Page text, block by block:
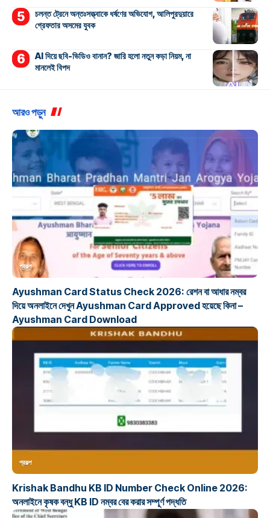
চলন্ত ট্রেনে অন্তঃসত্ত্বাকে ধর্ষণের অভিযোগ, আলিপুরদুয়ারে
গ্রেফতার অসমের যুবক
AI দিয়ে ছবি-ভিডিও বানান? জারি হলো নতুন কড়া নিয়ম, না
মানলেই বিপদ
আরও পড়ুন
প্রকল্প
Ayushman Card Status Check 2026: রেশন বা আধার নম্বর
দিয়ে অনলাইনে দেখুন Ayushman Card Approved হয়েছে কিনা –
Ayushman Card Download
প্রকল্প
Krishak Bandhu KB ID Number Check Online 2026:
অনলাইনে কৃষক বন্ধু KB ID নম্বর বের করার সম্পূর্ণ পদ্ধতি